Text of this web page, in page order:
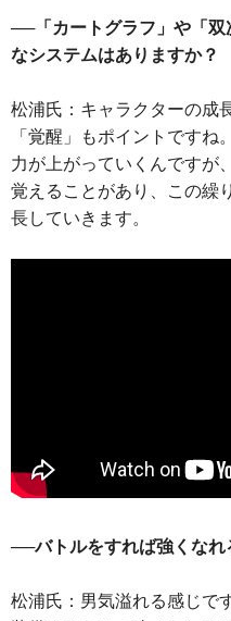
──「カートグラフ」や「
なシステムはありますか？
松浦氏：キャラクターの成
「覚醒」もポイントです
力が上がっていくんですが
覚えることがあり、この繰
長していきます。
──バトルをすれば強くなれ
松浦氏：男気溢れる感じで